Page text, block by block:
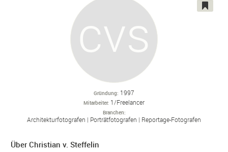
Gründung 1997
Mitarbeiter 1/Freelancer
Branchen
Architekturfotografen Porträtfotografen Reportage-Fotografen
Über Christian v. Steffelin